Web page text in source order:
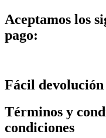
Aceptamos los
pago:
Fácil devolución
Términos y
condiciones